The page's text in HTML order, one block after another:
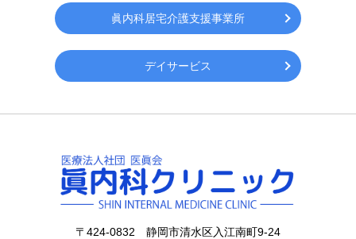
眞内科居宅介護支援事業所
デイサービス
〒424-0832 静岡市清水区入江南町9-24